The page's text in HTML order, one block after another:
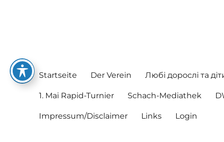
Startseite Der Verein Любі дорослі та
1. Mai Rapid-Turnier Schach-Mediathek
Impressum/Disclaimer Links Login